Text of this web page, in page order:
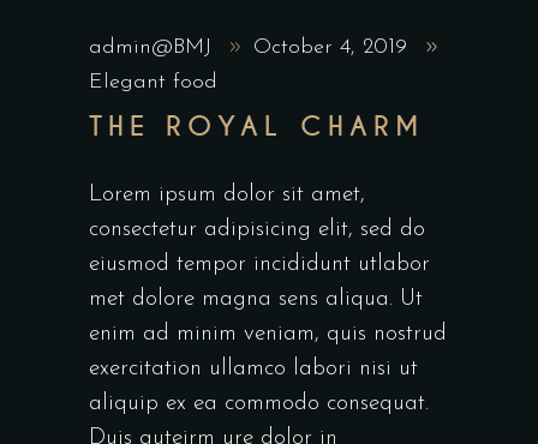
admin@BMJ
October 4, 2019
Elegant food
THE ROYAL CHARM
Lorem ipsum dolor sit amet,
consectetur adipisicing elit, sed do
eiusmod tempor incididunt utlabor
met dolore magna sens aliqua. Ut
enim ad minim veniam, quis nostrud
exercitation ullamco labori nisi ut
aliquip ex ea commodo consequat.
Duis auteirm ure dolor in